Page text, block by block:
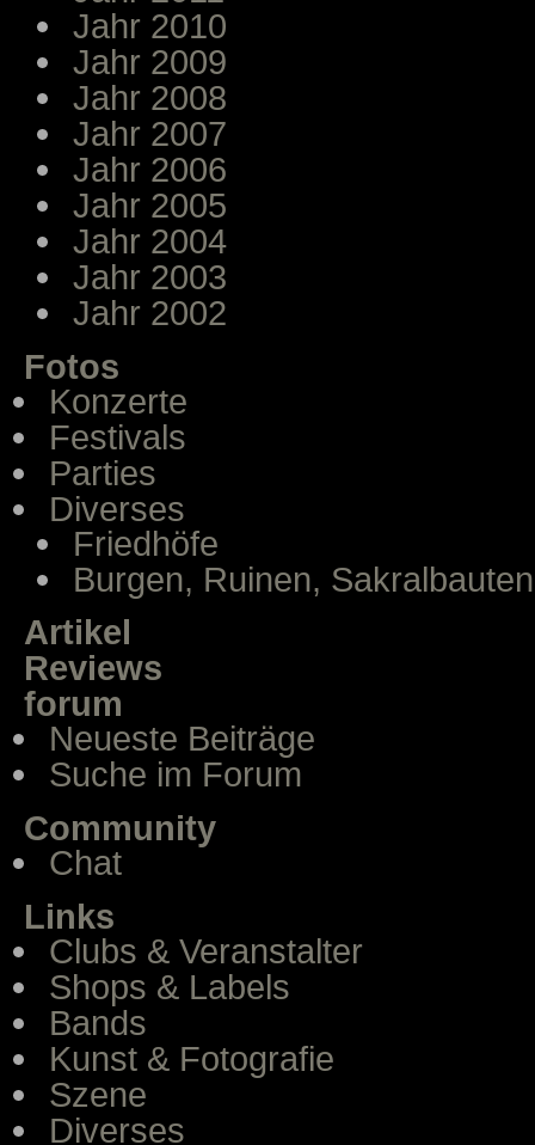
Jahr 2010
Jahr 2009
Jahr 2008
Jahr 2007
Jahr 2006
Jahr 2005
Jahr 2004
Jahr 2003
Jahr 2002
Fotos
Konzerte
Festivals
Parties
Diverses
Friedhöfe
Burgen, Ruinen, Sakralbauten
Artikel
Reviews
forum
Neueste Beiträge
Suche im Forum
Community
Chat
Links
Clubs & Veranstalter
Shops & Labels
Bands
Kunst & Fotografie
Szene
Diverses